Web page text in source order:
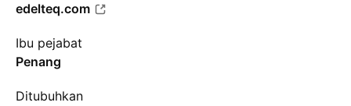
edelteq.com
Ibu pejabat
Penang
Ditubuhkan